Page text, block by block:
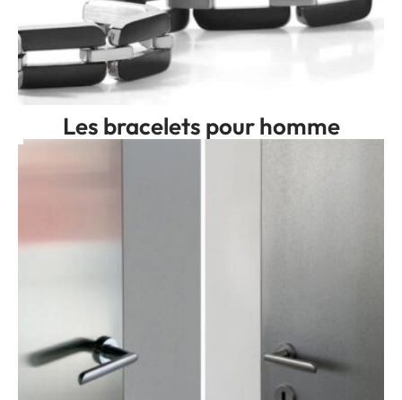
Les bracelets pour homme